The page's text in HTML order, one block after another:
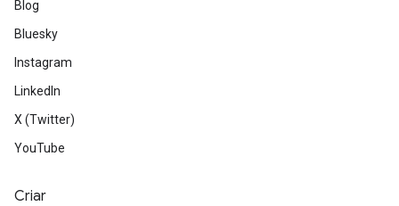
Blog
Bluesky
Instagram
LinkedIn
X (Twitter)
YouTube
Criar